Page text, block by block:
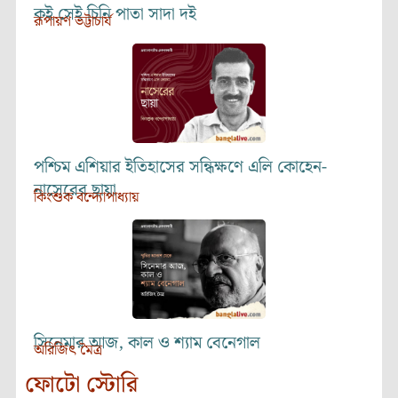
কই সেই চিনি পাতা সাদা দই
রূপায়ণ ভট্টাচার্য
পশ্চিম এশিয়ার ইতিহাসের সন্ধিক্ষণে এলি কোহেন-
নাসেরের ছায়া
কিংশুক বন্দ্যোপাধ্যায়
সিনেমার আজ, কাল ও শ্যাম বেনেগাল
অরিজিৎ মৈত্র
ফোটো স্টোরি